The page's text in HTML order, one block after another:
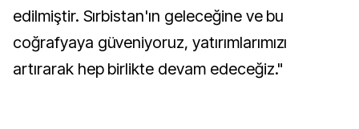
edilmiştir. Sırbistan'ın geleceğine ve bu
coğrafyaya güveniyoruz, yatırımlarımızı
artırarak hep birlikte devam edeceğiz."